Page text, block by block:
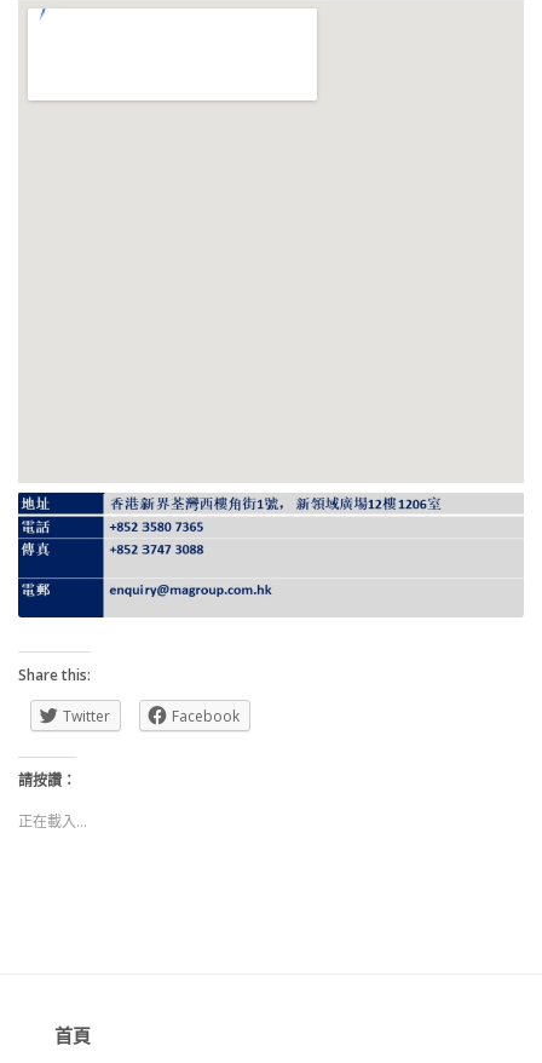
Share this:
Twitter
Facebook
請按讚：
正在載入...
首頁